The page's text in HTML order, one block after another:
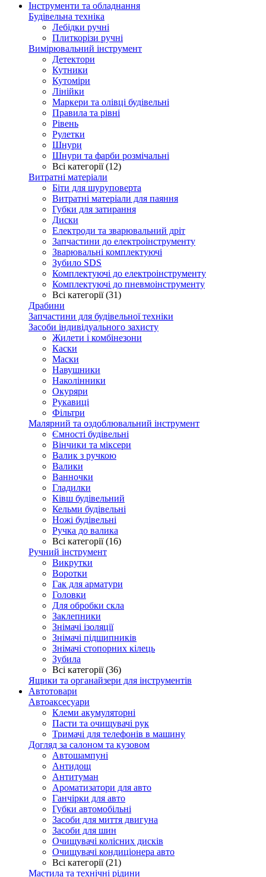
Інструменти та обладнання
Будівельна техніка
Лебідки ручні
Плиткорізи ручні
Вимірювальний інструмент
Детектори
Кутники
Кутоміри
Лінійки
Маркери та олівці будівельні
Правила та рівні
Рівень
Рулетки
Шнури
Шнури та фарби розмічальні
Всі категорії (12)
Витратні матеріали
Біти для шуруповерта
Витратні матеріали для паяння
Губки для затирання
Диски
Електроди та зварювальний дріт
Запчастини до електроінструменту
Зварювальні комплектуючі
Зубило SDS
Комплектуючі до електроінструменту
Комплектуючі до пневмоінструменту
Всі категорії (31)
Драбини
Запчастини для будівельної техніки
Засоби індивідуального захисту
Жилети і комбінезони
Каски
Маски
Навушники
Наколінники
Окуряри
Рукавиці
Фільтри
Малярний та оздоблювальний інструмент
Ємності будівельні
Вінчики та міксери
Валик з ручкою
Валики
Ванночки
Гладилки
Ківш будівельний
Кельми будівельні
Ножі будівельні
Ручка до валика
Всі категорії (16)
Ручний інструмент
Викрутки
Воротки
Гак для арматури
Головки
Для обробки скла
Заклепники
Знімачі ізоляції
Знімачі підшипників
Знімачі стопорних кілець
Зубила
Всі категорії (36)
Ящики та органайзери для інструментів
Автотовари
Автоаксесуари
Клеми акумуляторні
Пасти та очищувачі рук
Тримачі для телефонів в машину
Догляд за салоном та кузовом
Автошампуні
Антидощ
Антитуман
Ароматизатори для авто
Ганчірки для авто
Губки автомобільні
Засоби для миття двигуна
Засоби для шин
Очищувачі колісних дисків
Очищувачі кондиціонера авто
Всі категорії (21)
Мастила та технічні рідини